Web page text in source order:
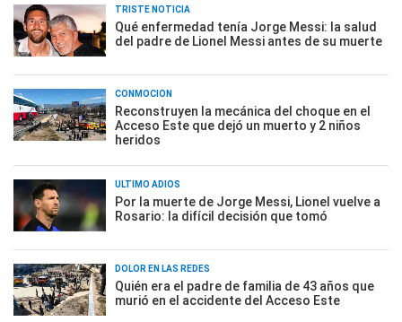
TRISTE NOTICIA
Qué enfermedad tenía Jorge Messi: la salud
del padre de Lionel Messi antes de su muerte
CONMOCIÓN
Reconstruyen la mecánica del choque en el
Acceso Este que dejó un muerto y 2 niños
heridos
ÚLTIMO ADIÓS
Por la muerte de Jorge Messi, Lionel vuelve a
Rosario: la difícil decisión que tomó
DOLOR EN LAS REDES
Quién era el padre de familia de 43 años que
murió en el accidente del Acceso Este